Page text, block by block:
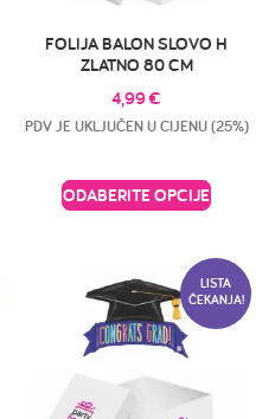
FOLIJA BALON SLOVO H
ZLATNO 80 CM
4,99€
PDV JE UKLJUČEN U CIJENU (25%)
ODABERITE OPCIJE
LISTA
ČEKANJA!